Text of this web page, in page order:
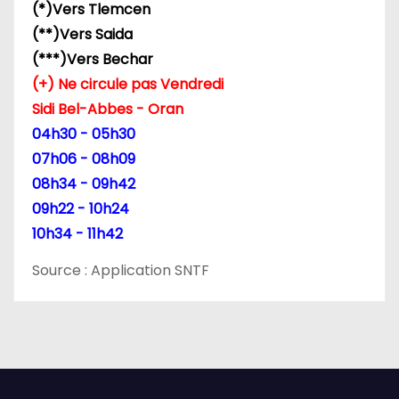
a
r
t
c
e
(*)Vers Tlemcen
(**)Vers Saida
(***)Vers Bechar
(+) Ne circule pas Vendredi
Sidi Bel-Abbes - Oran
04h30 - 05h30
07h06 - 08h09
08h34 - 09h42
09h22 - 10h24
10h34 - 11h42
Source : Application SNTF